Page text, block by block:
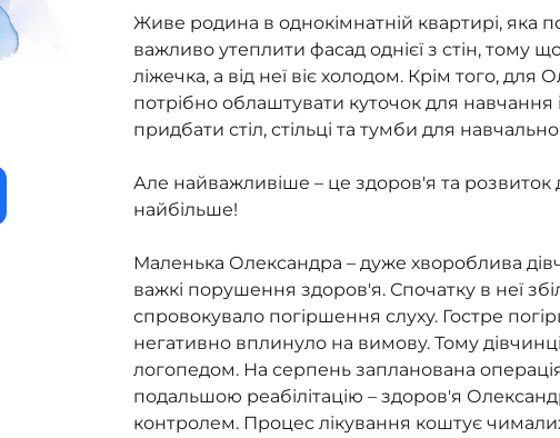
Живе родина в однокімнатній квартирі, яка
важливо утеплити фасад однієї з стін, тому
ліжечка, а від неї віє холодом. Крім того,
потрібно облаштувати куточок для навчання
придбати стіл, стільці та тумби для
Але найважливіше – це здоров'я та розвиток
найбільше!
Маленька Олександра – дуже хвороблива
важкі порушення здоров'я. Спочатку в неї
спровокувало погіршення слуху. Гостре
негативно вплинуло на вимову. Тому
логопедом. На серпень запланована
подальшою реабілітацію – здоров'я
контролем. Процес лікування коштує